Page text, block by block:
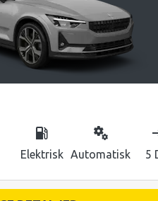
local_gas_station
Elektrisk
miscellaneous_services
Automatisk 5